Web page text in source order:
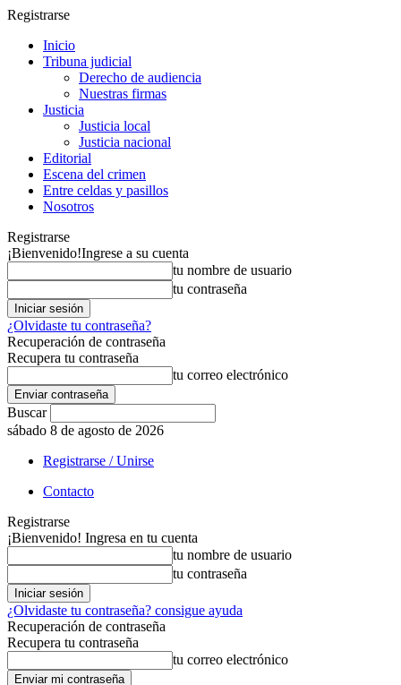
Registrarse
Inicio
Tribuna judicial
Derecho de audiencia
Nuestras firmas
Justicia
Justicia local
Justicia nacional
Editorial
Escena del crimen
Entre celdas y pasillos
Nosotros
Registrarse
¡Bienvenido!Ingrese a su cuenta
tu nombre de usuario
tu contraseña
¿Olvidaste tu contraseña?
Recuperación de contraseña
Recupera tu contraseña
tu correo electrónico
Buscar
sábado 8 de agosto de 2026
Registrarse / Unirse
Contacto
Registrarse
¡Bienvenido! Ingresa en tu cuenta
tu nombre de usuario
tu contraseña
¿Olvidaste tu contraseña? consigue ayuda
Recuperación de contraseña
Recupera tu contraseña
tu correo electrónico